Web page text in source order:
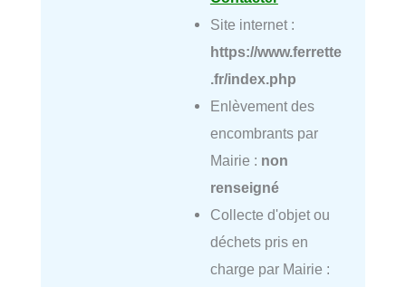
Site internet :
https://www.ferrette
.fr/index.php
Enlèvement des
encombrants par
Mairie : non
renseigné
Collecte d'objet ou
déchets pris en
charge par Mairie :